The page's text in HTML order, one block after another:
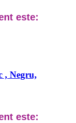
este:
, Negru,
este: